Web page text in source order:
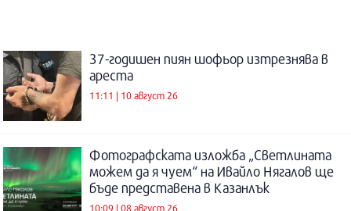
37-годишен пиян шофьор изтрезнява в
ареста
11:11 | 10 август 26
Фотографската изложба „Светлината
можем да я чуем“ на Ивайло Нягалов ще
бъде представена в Казанлък
10:09 | 08 август 26